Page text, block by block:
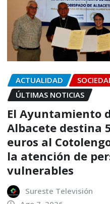
ACTUALIDAD
ÚLTIMAS NOTICIAS
El Ayuntamiento
Albacete destina
euros al
la atención de
vulnerables
Sureste Televisión